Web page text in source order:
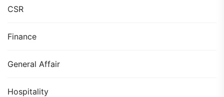
CSR
Finance
General Affair
Hospitality